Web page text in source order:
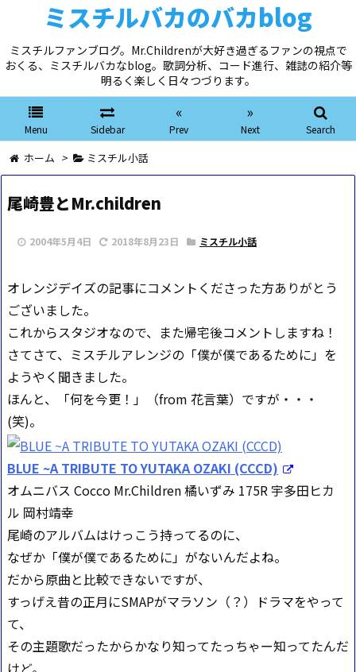
ミスチルバカのバカblog
ミスチルファンブログ。Mr.Childrenが大好き過ぎるファンの視点で
おくる、ミスチルバカなblog。歌詞分析、コード進行、雑誌の紹介等
明るく楽しく日々つづります。
Menu Sidebar
«
Prev
»
Next Search
ホーム > ミスチル小話
尾崎豊とMr.children
2004年5月4日 2018年8月23日 ミスチル小話
オレンジデイズの記事にコメントくださった方ありがとう
ございました。
これからスタジオなので、また帰宅後コメントしますね！
さてさて、ミスチルアレンジの「僕が僕であるために」を
ようやく聞きました。
ほんと、「何を今更！」（from 花言葉）ですが・・・
(笑)。
BLUE ~A TRIBUTE TO YUTAKA OZAKI (CCCD)
オムニバス Cocco Mr.Children 橘いずみ 175R 宇多田ヒカ
ル 岡村靖幸
尾崎のアルバムはけっこう持ってるのに、
なぜか「僕が僕であるために」がないんだよね。
だから原曲と比較できないですが、
すっげえ昔の正月にSMAPがマラソン（？）ドラマをやって
て、
その主題歌だったからかなり知ってたっちゃー知ってたんだ
けど。